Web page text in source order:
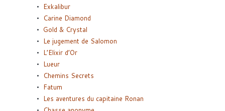
Exkalibur
Carine Diamond
Gold & Crystal
Le jugement de Salomon
L’Elixir d’Or
Lueur
Chemins Secrets
Fatum
Les aventures du capitaine Ronan